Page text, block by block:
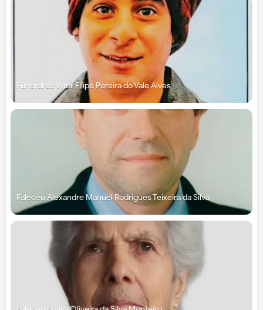
Funeral de Vítor Filipe Pereira do Vale Alves
Faleceu Alexandre Manuel Rodrigues Teixeira da Silva